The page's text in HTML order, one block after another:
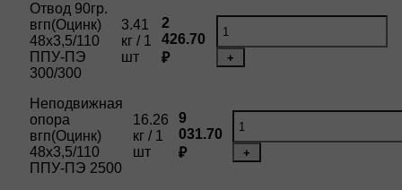
Отвод 90гр.
вгп(Оцинк)
48х3,5/110
ППУ-ПЭ
300/300
3.41
кг / 1
шт
2
426.70
₽
+
Неподвижная
опора
вгп(Оцинк)
48х3,5/110
ППУ-ПЭ 2500
16.26
кг / 1
шт
9
031.70
₽
+